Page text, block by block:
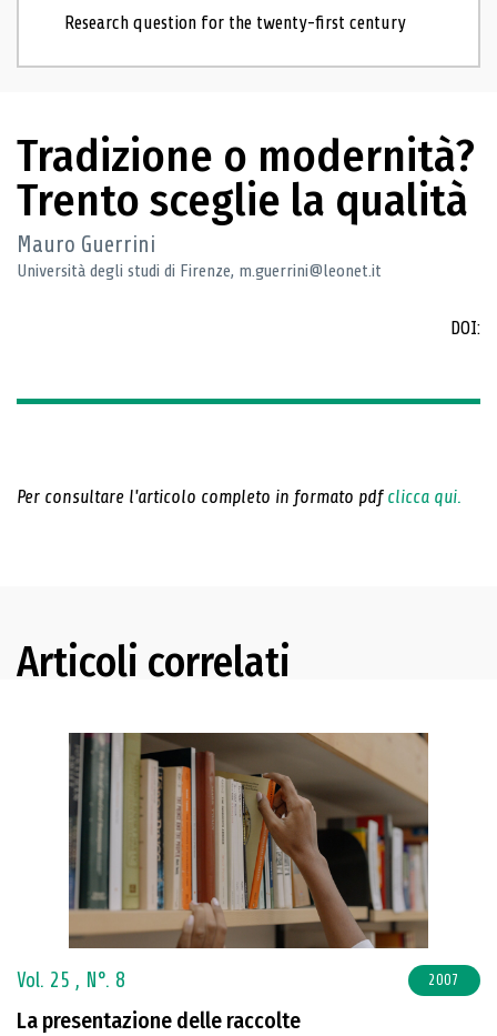
Research question for the twenty-first century
Tradizione o modernità?
Trento sceglie la qualità
Mauro Guerrini
Università degli studi di Firenze, m.guerrini@leonet.it
DOI:
Per consultare l'articolo completo in formato pdf clicca qui.
Articoli correlati
Vol. 25 , N°. 8 2007
La presentazione delle raccolte